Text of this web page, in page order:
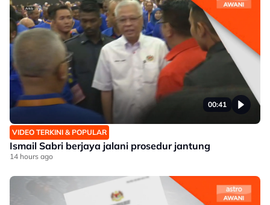
00:41
VIDEO TERKINI & POPULAR
Ismail Sabri berjaya jalani prosedur jantung
14 hours ago